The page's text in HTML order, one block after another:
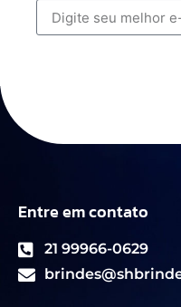
Entre em contato
21 99966-0629